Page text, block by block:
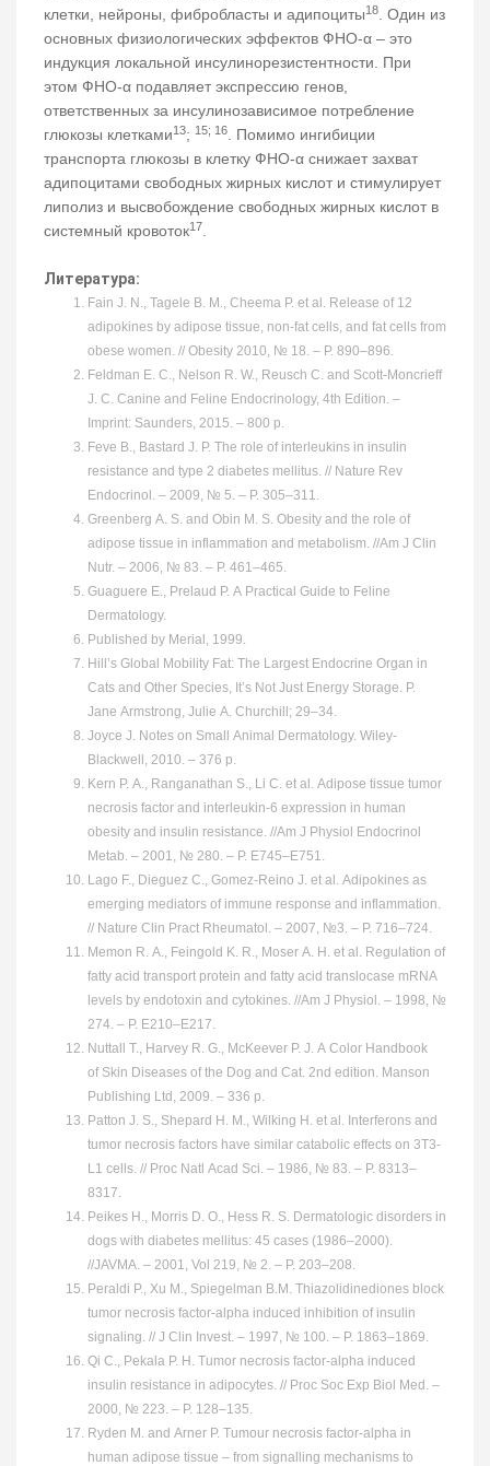
клетки, нейроны, фибробласты и адипоциты18
. Один из
основных физиологических эффектов ФНО-α – это
индукция локальной инсулинорезистентности. При
этом ФНО-α подавляет экспрессию генов,
ответственных за инсулинозависимое потребление
глюкозы клетками13; 15; 16
. Помимо ингибиции
транспорта глюкозы в клетку ФНО-α снижает захват
адипоцитами свободных жирных кислот и стимулирует
липолиз и высвобождение свободных жирных кислот в
системный кровоток17
Литература:
Fain J. N., Tagele B. M., Cheema P. et al. Release of 12
adipokines by adipose tissue, non-fat cells, and fat cells from
obese women. // Obesity 2010, № 18. – Р. 890–896.
Feldman E. C., Nelson R. W., Reusch C. and Scott-Moncrieff
J. C. Canine and Feline Endocrinology, 4th Edition. –
Imprint: Saunders, 2015. – 800 р.
Feve B., Bastard J. P. The role of interleukins in insulin
resistance and type 2 diabetes mellitus. // Nature Rev
Endocrinol. – 2009, № 5. – Р. 305–311.
Greenberg A. S. and Obin M. S. Obesity and the role of
adipose tissue in inflammation and metabolism. //Am J Clin
Nutr. – 2006, № 83. – Р. 461–465.
Guaguere E., Prelaud P. A Practical Guide to Feline
Dermatology.
Published by Merial, 1999.
Hill’s Global Mobility Fat: The Largest Endocrine Organ in
Cats and Other Species, It’s Not Just Energy Storage. P.
Jane Armstrong, Julie A. Churchill; 29–34.
Joyce J. Notes on Small Animal Dermatology. Wiley-
Blackwell, 2010. – 376 p.
Kern P. A., Ranganathan S., Li C. et al. Adipose tissue tumor
necrosis factor and interleukin-6 expression in human
obesity and insulin resistance. //Am J Physiol Endocrinol
Metab. – 2001, № 280. – Р. E745–E751.
Lago F., Dieguez C., Gomez-Reino J. et al. Adipokines as
emerging mediators of immune response and inflammation.
// Nature Clin Pract Rheumatol. – 2007, №3. – Р. 716–724.
Memon R. A., Feingold K. R., Moser A. H. et al. Regulation of
fatty acid transport protein and fatty acid translocase mRNA
levels by endotoxin and cytokines. //Am J Physiol. – 1998, №
274. – Р. E210–E217.
Nuttall T., Harvey R. G., McKeever P. J. A Color Handbook
of Skin Diseases of the Dog and Cat. 2nd edition. Manson
Publishing Ltd, 2009. – 336 р.
Patton J. S., Shepard H. M., Wilking H. et al. Interferons and
tumor necrosis factors have similar catabolic effects on 3T3-
L1 cells. // Proc Natl Acad Sci. – 1986, № 83. – Р. 8313–
8317.
Peikes H., Morris D. O., Hess R. S. Dermatologic disorders in
dogs with diabetes mellitus: 45 cases (1986–2000).
//JAVMA. – 2001, Vol 219, № 2. – Р. 203–208.
Peraldi P., Xu M., Spiegelman B.M. Thiazolidinediones block
tumor necrosis factor-alpha induced inhibition of insulin
signaling. // J Clin Invest. – 1997, № 100. – Р. 1863–1869.
Qi C., Pekala P. H. Tumor necrosis factor-alpha induced
insulin resistance in adipocytes. // Proc Soc Exp Biol Med. –
2000, № 223. – Р. 128–135.
Ryden M. and Arner P. Tumour necrosis factor-alpha in
human adipose tissue – from signalling mechanisms to